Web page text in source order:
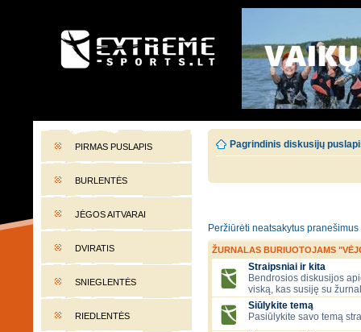
EXTREME-SPORTS.LT
PIRMAS PUSLAPIS
BURLENTĖS
JĖGOS AITVARAI
DVIRATIS
SNIEGLENTĖS
RIEDLENTĖS
Pagrindinis diskusijų
Peržiūrėti neatsakytus pranešimus
ŽURNALAS BURIUOTOJAMS
Straipsniai ir kita
Bendrosios diskusijos
viską, kas susiję su
Siūlykite temą
Pasiūlykite savo temą